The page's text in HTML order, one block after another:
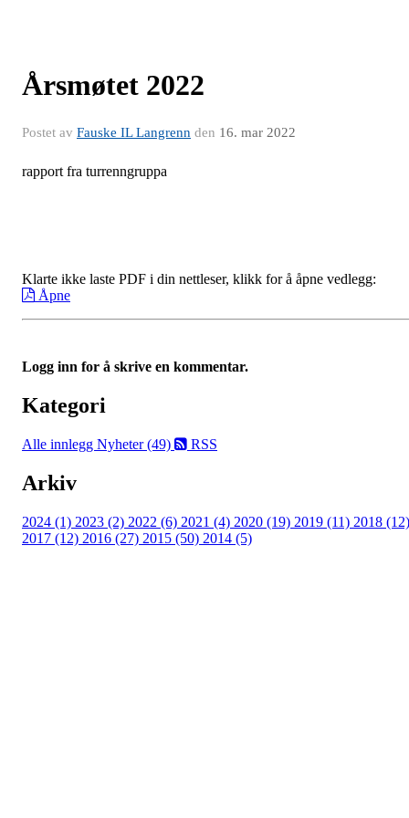
Årsmøtet 2022
Postet av Fauske IL Langrenn den 16. mar 2022
rapport fra turrenngruppa
Klarte ikke laste PDF i din nettleser, klikk for å åpne vedlegg:
Åpne
Logg inn for å skrive en kommentar.
Kategori
Alle innlegg Nyheter (49) RSS
Arkiv
2024 (1) 2023 (2) 2022 (6) 2021 (4) 2020 (19) 2019 (11) 2018 (12)
2017 (12) 2016 (27) 2015 (50) 2014 (5)